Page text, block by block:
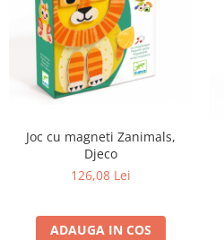
Joc cu magneti Zanimals,
Djeco
126,08 Lei
ADAUGA IN COS